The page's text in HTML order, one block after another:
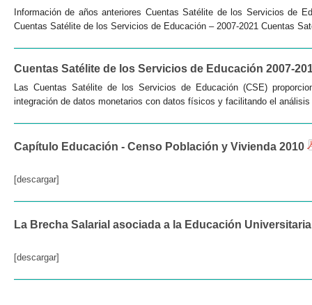
Información de años anteriores Cuentas Satélite de los Servicios de
Cuentas Satélite de los Servicios de Educación – 2007-2021 Cuentas
Cuentas Satélite de los Servicios de Educación 2007-
Las Cuentas Satélite de los Servicios de Educación (CSE)
integración de datos monetarios con datos físicos y facilitando el
Capítulo Educación - Censo Población y Vivienda 2010
[descargar]
La Brecha Salarial asociada a la Educación
[descargar]